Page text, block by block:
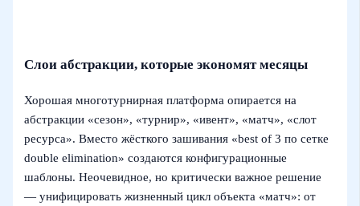
Слои абстракции, которые экономят месяцы
Хорошая многотурнирная платформа опирается на
абстракции «сезон», «турнир», «ивент», «матч», «слот
ресурса». Вместо жёсткого зашивания «best of 3 по сетке
double elimination» создаются конфигурационные
шаблоны. Неочевидное, но критически важное решение
— унифицировать жизненный цикл объекта «матч»: от